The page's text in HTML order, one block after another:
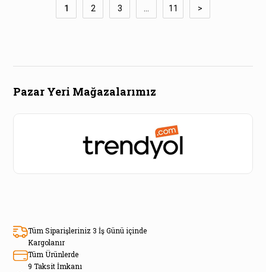
1 2 3 11 >
Pazar Yeri Mağazalarımız
Tüm Siparişleriniz 3 İş Günü içinde
Kargolanır
Tüm Ürünlerde
9 Taksit İmkanı